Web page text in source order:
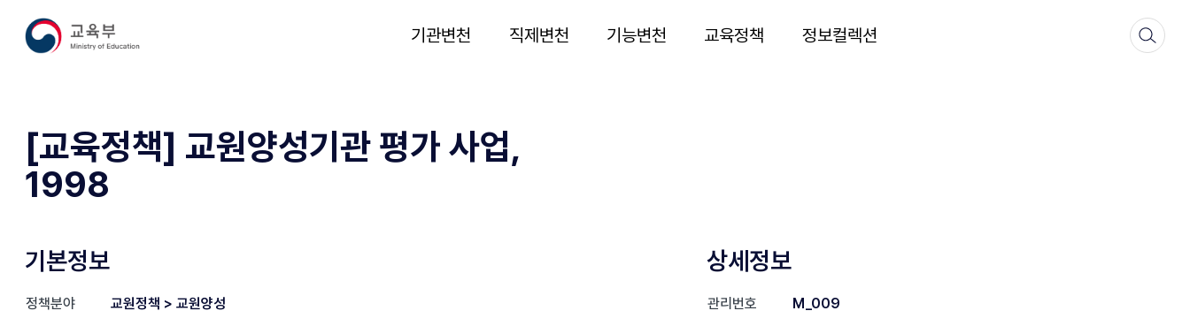
기관변천 직제변천 기능변천 교육정책 정보컬렉션
[교육정책] 교원양성기관 평가 사업,
1998
기본정보
정책분야
교원정책 > 교원양성
상세정보
관리번호
M_009